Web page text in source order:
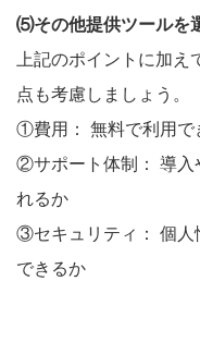
⑸その他提供ツールを
上記のポイントに加
点も考慮しましょう。
①費用： 無料で利用で
②サポート体制： 導入
れるか
③セキュリティ： 個人
できるか